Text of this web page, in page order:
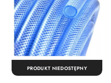
PRODUKT NIEDOSTĘPNY